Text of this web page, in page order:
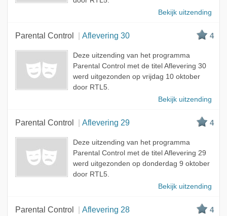
Bekijk uitzending
Parental Control Aflevering 30 4
Deze uitzending van het programma
Parental Control met de titel Aflevering 30
werd uitgezonden op vrijdag 10 oktober
door RTL5.
Bekijk uitzending
Parental Control Aflevering 29 4
Deze uitzending van het programma
Parental Control met de titel Aflevering 29
werd uitgezonden op donderdag 9 oktober
door RTL5.
Bekijk uitzending
Parental Control Aflevering 28 4